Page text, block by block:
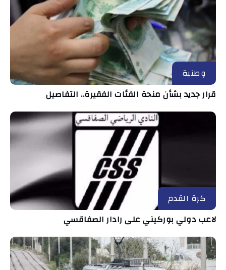
وطنية
قرار جديد بشأن منحة الفئات الفقيرة.. التفاصيل
كرة القدم
لاعب دولي بوركيني على رادار الصفاقسي